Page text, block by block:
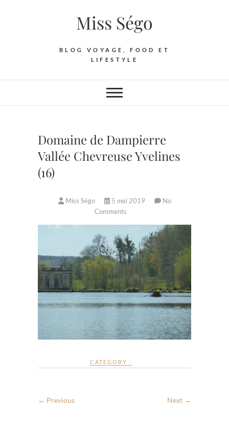
Miss Ségo
BLOG VOYAGE, FOOD ET
LIFESTYLE
Domaine de Dampierre
Vallée Chevreuse Yvelines
(16)
Miss Ségo 5 mai 2019
No
Comments
CATEGORY :
← Previous Next →